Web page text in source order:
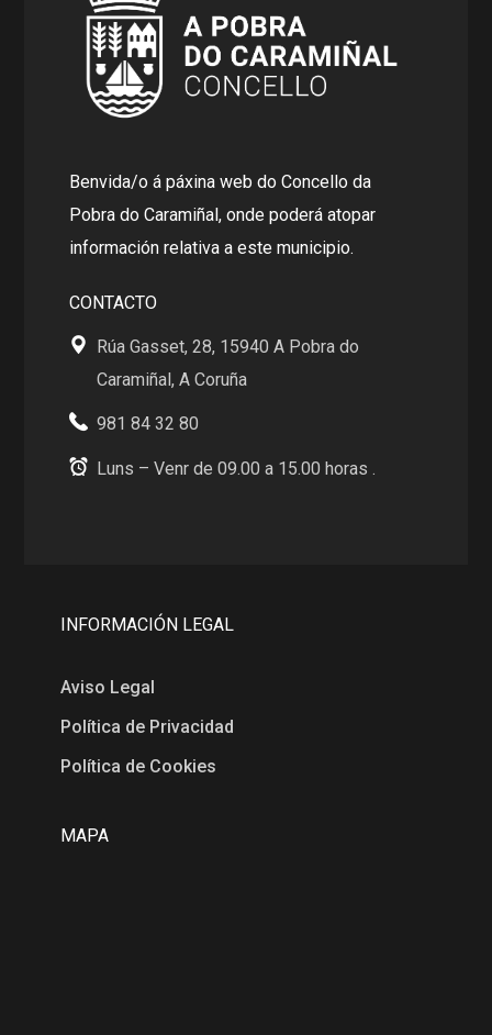
Benvida/o á páxina web do Concello da
Pobra do Caramiñal, onde poderá atopar
información relativa a este municipio.
CONTACTO
Rúa Gasset, 28, 15940 A Pobra do
Caramiñal, A Coruña
981 84 32 80
Luns – Venr de 09.00 a 15.00 horas .
INFORMACIÓN LEGAL
Aviso Legal
Política de Privacidad
Política de Cookies
MAPA